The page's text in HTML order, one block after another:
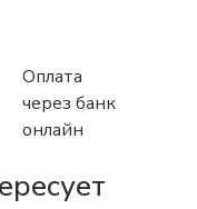
Оплата
через банк
онлайн